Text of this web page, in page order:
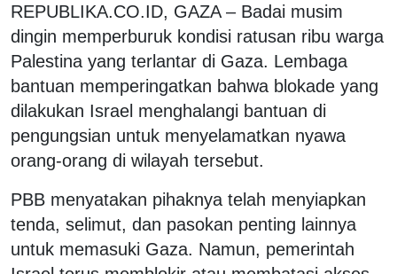
REPUBLIKA.CO.ID, GAZA – Badai musim
dingin memperburuk kondisi ratusan ribu warga
Palestina yang terlantar di Gaza. Lembaga
bantuan memperingatkan bahwa blokade yang
dilakukan Israel menghalangi bantuan di
pengungsian untuk menyelamatkan nyawa
orang-orang di wilayah tersebut.
PBB menyatakan pihaknya telah menyiapkan
tenda, selimut, dan pasokan penting lainnya
untuk memasuki Gaza. Namun, pemerintah